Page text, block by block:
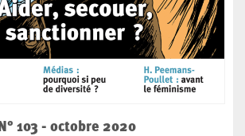
N° 103 - octobre 2020